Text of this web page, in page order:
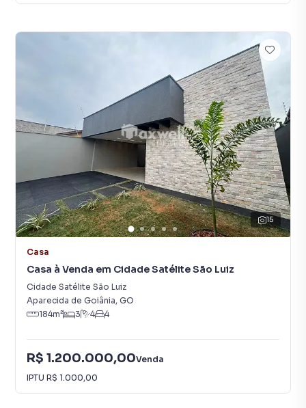
15
Casa
Casa à Venda em Cidade Satélite São Luiz
Cidade Satélite São Luiz
Aparecida de Goiânia, GO
184m² 3 4 4
R$ 1.200.000,00Venda
IPTU R$ 1.000,00